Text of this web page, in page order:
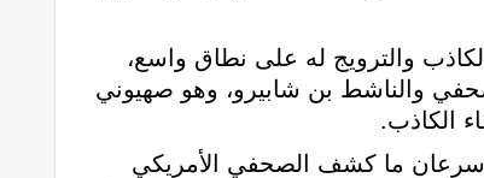
والترويج له على نطاق واسع،
والناشط بن شابيرو، وهو صهيوني
الكاذب.
سرعان ما كشف الصحفي الأمريكي